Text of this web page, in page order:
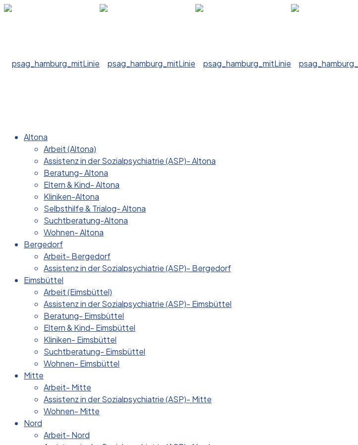
Altona
Arbeit (Altona)
Assistenz in der Sozialpsychiatrie (ASP)- Altona
Beratung- Altona
Eltern & Kind- Altona
Kliniken-Altona
Selbsthilfe & Trialog- Altona
Suchtberatung-Altona
Wohnen- Altona
Bergedorf
Arbeit- Bergedorf
Assistenz in der Sozialpsychiatrie (ASP)- Bergedorf
Eimsbüttel
Arbeit (Eimsbüttel)
Assistenz in der Sozialpsychiatrie (ASP)- Eimsbüttel
Beratung- Eimsbüttel
Eltern & Kind- Eimsbüttel
Kliniken- Eimsbüttel
Suchtberatung- Eimsbüttel
Wohnen- Eimsbüttel
Mitte
Arbeit- Mitte
Assistenz in der Sozialpsychiatrie (ASP)- Mitte
Wohnen- Mitte
Nord
Arbeit- Nord